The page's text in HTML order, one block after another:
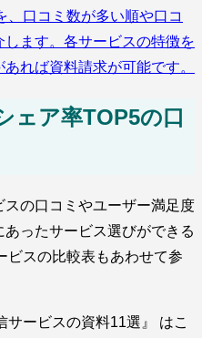
、口コミ数が多い順や口コ
ます。各サービスの特徴を
れば資料請求が可能です。
ェア率TOP5の口
の口コミやユーザー満足度
ったサービス選びができる
ビスの比較表もあわせて参
サービスの資料11選』 はこ